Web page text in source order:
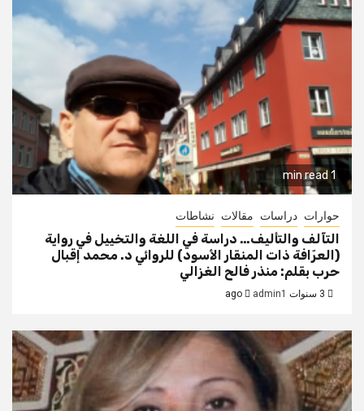
1 min read
حوارات دراسات مقالات نشاطات
التآلف والتأليف… دراسة في اللغة والتخييل في رواية
(العرّافة ذات المنقار الأسود) للروائي د. محمد إقبال
حرب بقلم: منذر فالح الغزالي
admin1